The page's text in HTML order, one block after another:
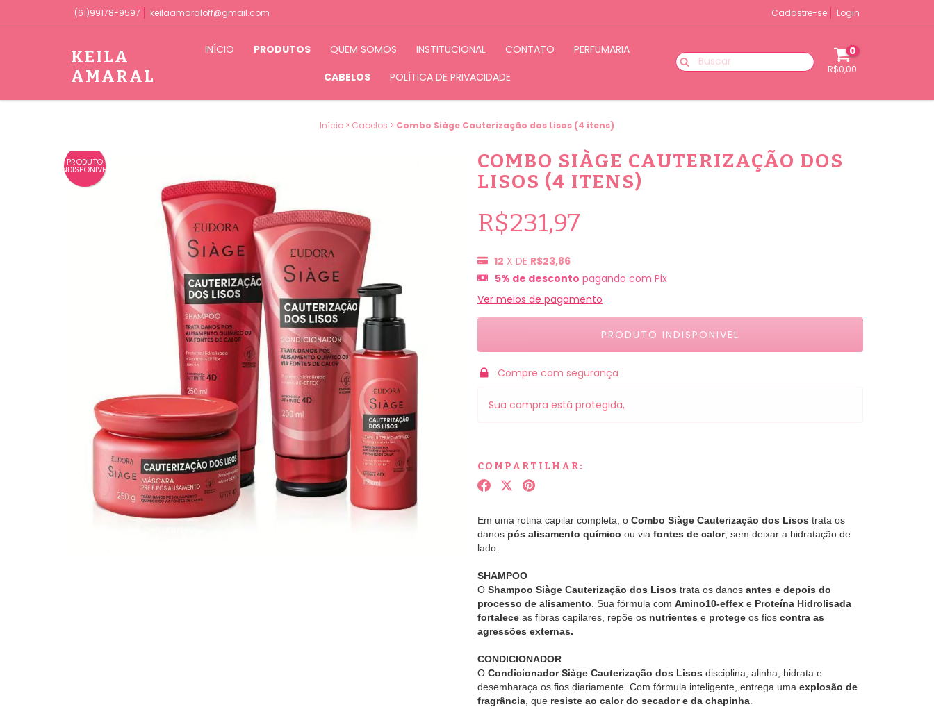
(61)99178-9597 keilaamaraloff@gmail.com Cadastre-se Login
KEILA
AMARAL
INÍCIO PRODUTOS QUEM SOMOS INSTITUCIONAL CONTATO
PERFUMARIA
CABELOS
POLÍTICA DE PRIVACIDADE
0
R$0,00
Início > Cabelos > Combo Siàge Cauterização dos Lisos (4 itens)
PRODUTO
INDISPONIVEL
COMBO SIÀGE CAUTERIZAÇÃO DOS
LISOS (4 ITENS)
R$231,97
12 X DE R$23,86
5% de desconto pagando com Pix
Ver meios de pagamento
Compre com segurança
Sua compra está protegida,
COMPARTILHAR:
Em uma rotina capilar completa, o Combo Siàge Cauterização dos Lisos trata os
danos pós alisamento químico ou via fontes de calor, sem deixar a hidratação de
lado.
SHAMPOO
O Shampoo Siàge Cauterização dos Lisos trata os danos antes e depois do
processo de alisamento . Sua fórmula com Amino10-effex e Proteína Hidrolisada
fortalece as fibras capilares, repõe os nutrientes e protege os fios contra as
agressões externas.
CONDICIONADOR
O Condicionador Siàge Cauterização dos Lisos disciplina, alinha, hidrata e
desembaraça os fios diariamente. Com fórmula inteligente, entrega uma explosão de
fragrância , que resiste ao calor do secador e da chapinha